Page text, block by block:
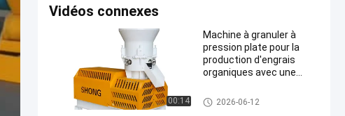
Vidéos connexes
00:14
Machine à granuler à
pression plate pour la
production d'engrais
organiques avec une
par heure et un taux de
granulation ≥ 95%
granulatoire d'engrais organiq
ue
2026-06-12